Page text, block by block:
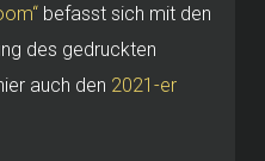
befasst sich mit den
des gedruckten
auch den 2021-er